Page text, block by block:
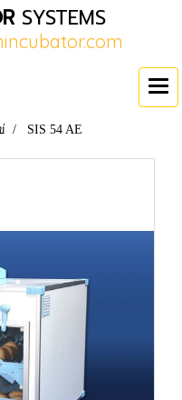
SYSTEMS
SIS 54 AE